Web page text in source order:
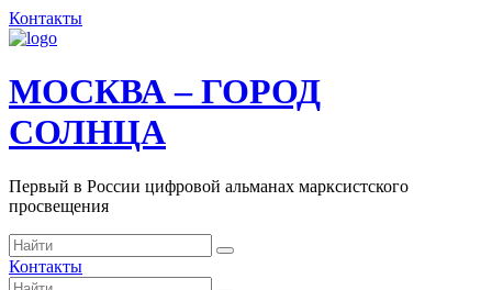
Контакты
МОСКВА – ГОРОД
СОЛНЦА
Первый в России цифровой альманах марксистского
просвещения
Контакты